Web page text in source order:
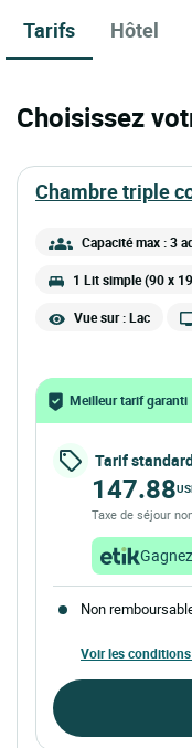
Tarifs Hôtel
Choisissez
chambre triple
Capacité max : 3
1 Lit simple (90 x
Vue sur : Lac
Meilleur tarif garanti
Tarif
147.88
Taxe de séjour
Non
Voir les